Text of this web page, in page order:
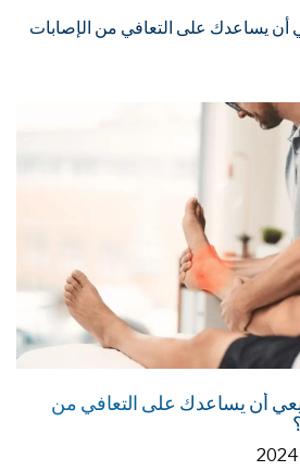
أن يساعدك على التعافي من الإصابات
أن يساعدك على التعافي من